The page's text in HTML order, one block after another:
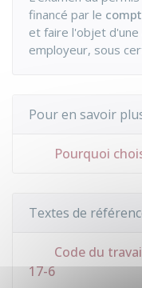
financé par le
et faire l'objet
employeur, sous
Pour en savoir
Pourquoi
Textes de
Code du
17-6